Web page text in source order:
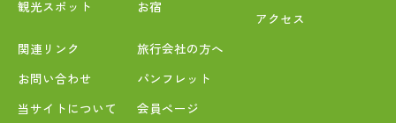
観光スポット お宿
アクセス
関連リンク
お問い合わせ
当サイトについて
旅行会社の方へ
パンフレット
会員ページ